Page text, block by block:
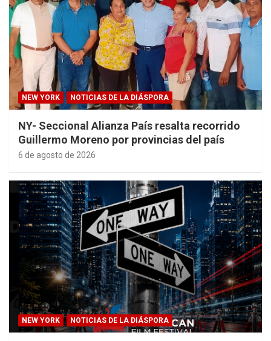
NEW YORK NOTICIAS DE LA DIÁSPORA
NY- Seccional Alianza País resalta recorrido
Guillermo Moreno por provincias del país
6 de agosto de 2026
NEW YORK NOTICIAS DE LA DIÁSPORA